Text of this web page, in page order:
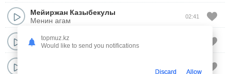
Мейиржан Казыбекулы
Менин агам
02:41
Мейиржан Казыбекулы
Сыргалым
topmuz.kz
Would like to send you notifications
Discard Allow